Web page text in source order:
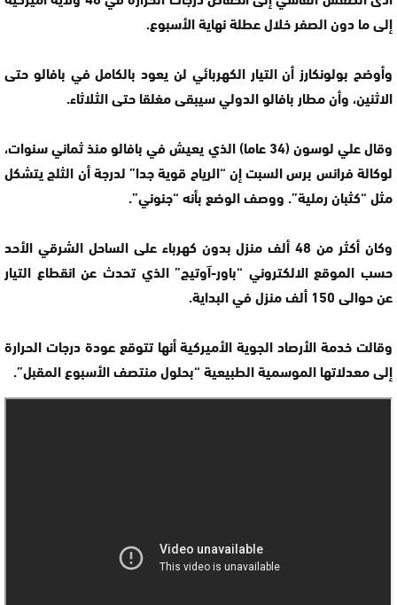
إلى ما دون الصفر خلال عطلة نهاية الأسبوع.
وأوضح بولونكارز أن التيار الكهربائي لن يعود بالكامل في بافالو حتى
الاثنين، وأن مطار بافالو الدولي سيبقى مغلقا حتى الثلاثاء.
وقال علي لوسون (34 عاما) الذي يعيش في بافالو منذ ثماني سنوات،
لوكالة فرانس برس السبت إن “الرياح قوية جدا” لدرجة أن الثلج يتشكل
مثل “كثبان رملية”. ووصف الوضع بأنه “جنوني”.
وكان أكثر من 48 ألف منزل بدون كهرباء على الساحل الشرقي الأحد
حسب الموقع الالكتروني “باور-آوتيج” الذي تحدث عن انقطاع التيار
عن حوالى 150 ألف منزل في البداية.
وقالت خدمة الأرصاد الجوية الأميركية أنها تتوقع عودة درجات الحرارة
إلى معدلاتها الموسمية الطبيعية “بحلول منتصف الأسبوع المقبل”.